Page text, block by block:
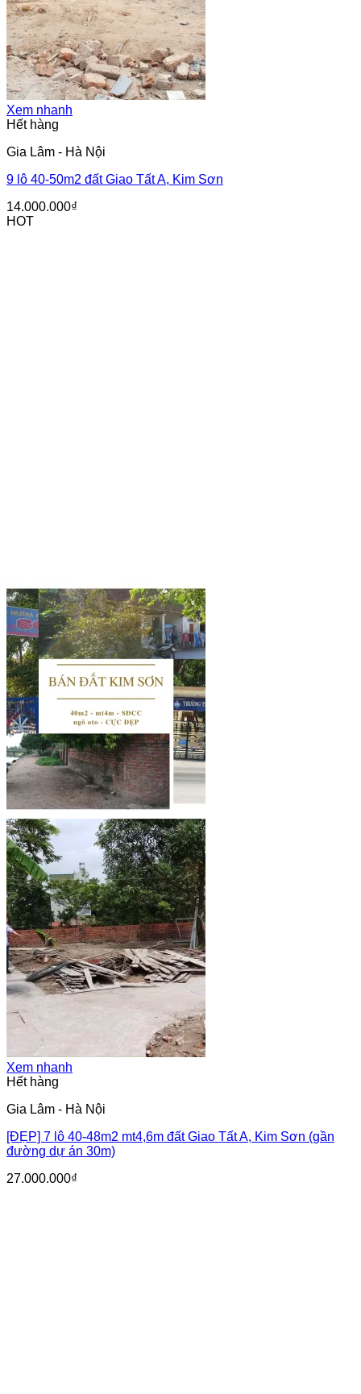
Xem nhanh
Hết hàng
Gia Lâm - Hà Nội
9 lô 40-50m2 đất Giao Tất A, Kim Sơn
14.000.000₫
HOT
Xem nhanh
Hết hàng
Gia Lâm - Hà Nội
[ĐẸP] 7 lô 40-48m2 mt4,6m đất Giao Tất A, Kim Sơn (gần
đường dự án 30m)
27.000.000₫